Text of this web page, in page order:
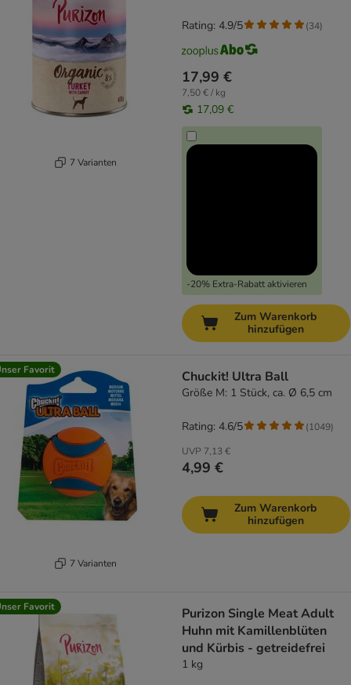
7 Varianten
17,99 €
7,50 € / kg
17,09 €
-20% Extra-Rabatt aktivieren
Rating: 4.9/5 (34)
Zum Warenkorb
hinzufügen
Favorit
7 Varianten
Chuckit! Ultra Ball
Größe M: 1 Stück, ca. Ø 6,5 cm
UVP 7,13 €
4,99 €
Rating: 4.6/5 (1049)
Zum Warenkorb
hinzufügen
Favorit
Purizon Single Meat Adult
Huhn mit Kamillenblüten
und Kürbis - getreidefrei
1 kg